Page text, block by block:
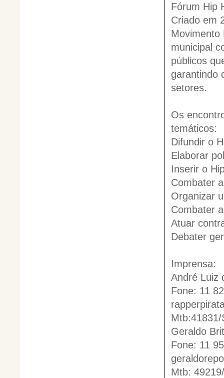
Fórum Hip
Criado em
Movimento
municipal
públicos
garantindo
setores.
Os
temáticos:
Difundir o
Elaborar
Inserir o
Combater
Organizar
Combater
Atuar
Debater
Imprensa:
André Luiz
Fone: 11
Mtb:41831/
Geraldo
Fone: 11
Mtb: